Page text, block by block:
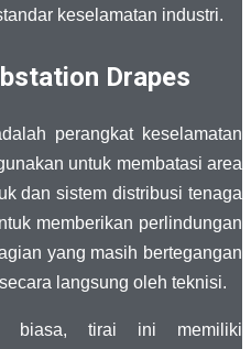
keselamatan industri.
Drapes
perangkat keselamatan
untuk membatasi area
dan sistem distribusi tenaga
memberikan perlindungan
yang masih bertegangan
langsung oleh teknisi.
biasa, tirai ini memiliki